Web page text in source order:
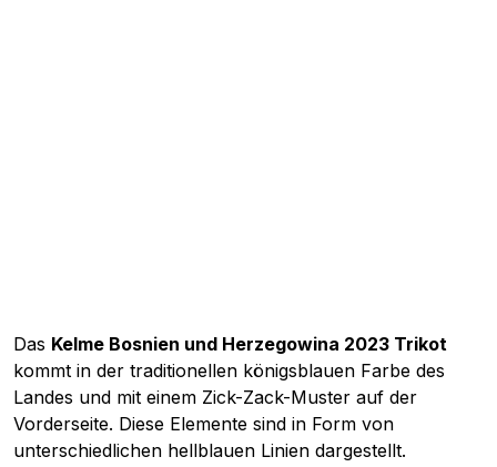
Das Kelme Bosnien und Herzegowina 2023 Trikot
kommt in der traditionellen königsblauen Farbe des
Landes und mit einem Zick-Zack-Muster auf der
Vorderseite. Diese Elemente sind in Form von
unterschiedlichen hellblauen Linien dargestellt.